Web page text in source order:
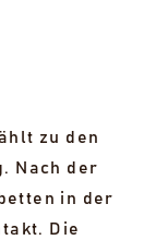
zu den
Nach der
in der
Die